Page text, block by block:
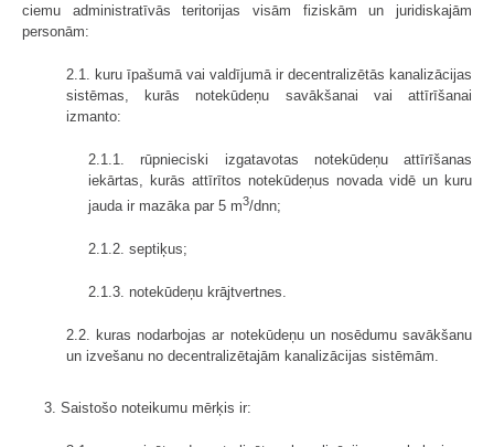
ciemu administratīvās teritorijas visām fiziskām un juridiskajām
personām:
2.1. kuru īpašumā vai valdījumā ir decentralizētās kanalizācijas
sistēmas, kurās notekūdeņu savākšanai vai attīrīšanai
izmanto:
2.1.1. rūpnieciski izgatavotas notekūdeņu attīrīšanas
iekārtas, kurās attīrītos notekūdeņus novada vidē un kuru
jauda ir mazāka par 5 m3/dnn;
2.1.2. septiķus;
2.1.3. notekūdeņu krājtvertnes.
2.2. kuras nodarbojas ar notekūdeņu un nosēdumu savākšanu
un izvešanu no decentralizētajām kanalizācijas sistēmām.
3. Saistošo noteikumu mērķis ir: